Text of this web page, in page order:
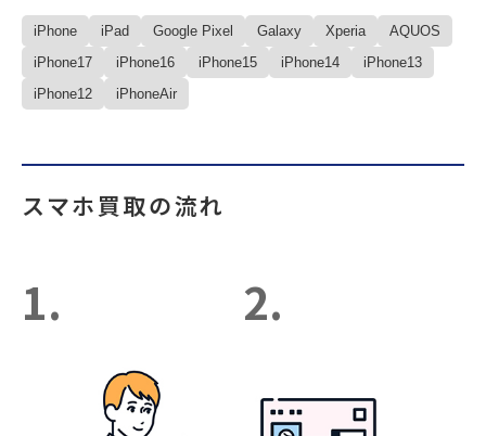
iPhone iPad Google Pixel Galaxy Xperia
AQUOS
iPhone17
iPhone16 iPhone15 iPhone14
iPhone13
iPhone12
iPhoneAir
スマホ買取の流れ
1. 2.